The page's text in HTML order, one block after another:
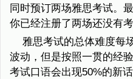
同时预订两场雅思考试。
你已经注册了两场还没有
雅思考试的总体难度每
波动，但是按照一贯的经
考试口语会出现50%的新